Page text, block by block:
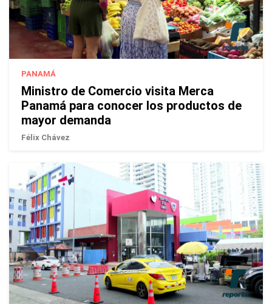
PANAMÁ
Ministro de Comercio visita Merca
Panamá para conocer los productos de
mayor demanda
Félix Chávez